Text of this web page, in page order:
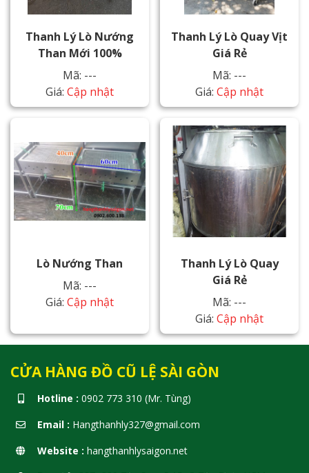
Thanh Lý Lò Nướng
Than Mới 100%
Mã: ---
Giá: Cập nhật
Thanh Lý Lò Quay Vịt
Giá Rẻ
Mã: ---
Giá: Cập nhật
Lò Nướng Than
Mã: ---
Giá: Cập nhật
Thanh Lý Lò Quay
Giá Rẻ
Mã: ---
Giá: Cập nhật
CỬA HÀNG ĐỒ CŨ LỆ SÀI GÒN
Hotline : 0902 773 310 (Mr. Tùng)
Email : Hangthanhly327@gmail.com
Website : hangthanhlysaigon.net